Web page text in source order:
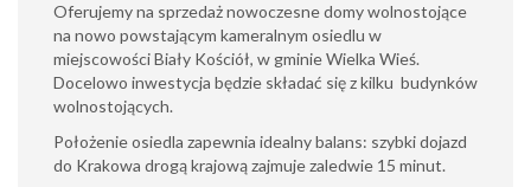
Oferujemy na sprzedaż nowoczesne domy wolnostojące
na nowo powstającym kameralnym osiedlu w
miejscowości Biały Kościół, w gminie Wielka Wieś.
Docelowo inwestycja będzie składać się z kilku budynków
wolnostojących.
Położenie osiedla zapewnia idealny balans: szybki dojazd
do Krakowa drogą krajową zajmuje zaledwie 15 minut.